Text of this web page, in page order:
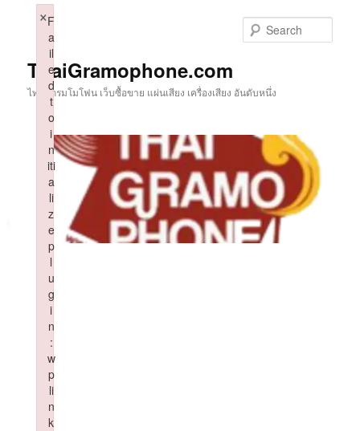
ThaiGramophone.com
ไทยแกรมโมโฟน เว็บซื้อขาย แผ่นเสียง เครื่องเสียง อันดับหนึ่ง
F
a
il
e
d
t
o
i
n
iti
a
li
z
e
p
l
u
g
i
n
:
w
p
li
n
k
×